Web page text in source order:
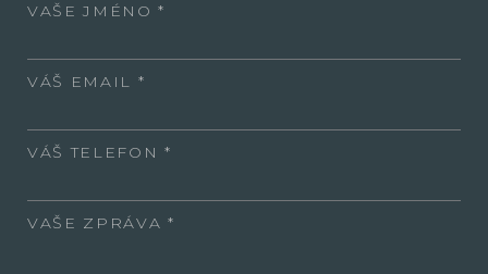
VAŠE JMÉNO
VÁŠ EMAIL
VÁŠ TELEFON
VAŠE ZPRÁVA